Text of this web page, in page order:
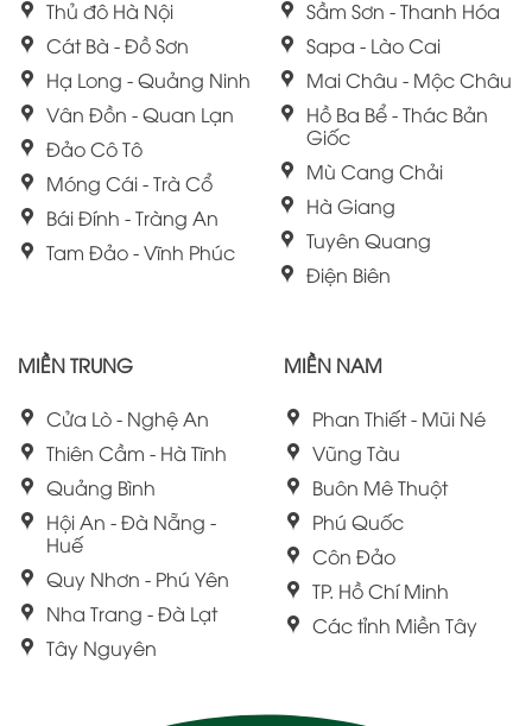
Thủ đô Hà Nội
Cát Bà - Đồ Sơn
Hạ Long - Quảng Ninh
Vân Đồn - Quan Lạn
Đảo Cô Tô
Móng Cái - Trà Cổ
Bái Đính - Tràng An
Tam Đảo - Vĩnh Phúc
Sầm Sơn - Thanh Hóa
Sapa - Lào Cai
Mai Châu - Mộc Châu
Hồ Ba Bể - Thác Bản
Giốc
Mù Cang Chải
Hà Giang
Tuyên Quang
Điện Biên
MIỀN TRUNG
Cửa Lò - Nghệ An
Thiên Cầm - Hà Tĩnh
Quảng Bình
Hội An - Đà Nẵng -
Huế
Quy Nhơn - Phú Yên
Nha Trang - Đà Lạt
Tây Nguyên
MIỀN NAM
Phan Thiết - Mũi Né
Vũng Tàu
Buôn Mê Thuột
Phú Quốc
Côn Đảo
TP. Hồ Chí Minh
Các tỉnh Miền Tây